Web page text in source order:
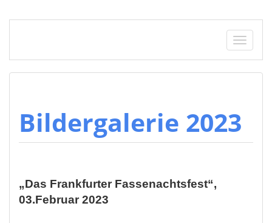
Bildergalerie 2023
„Das Frankfurter Fassenachtsfest“,
03.Februar 2023